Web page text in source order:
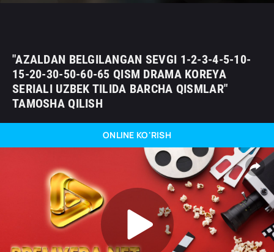
"AZALDAN BELGILANGAN SEVGI 1-2-3-4-5-10-
15-20-30-50-60-65 QISM DRAMA KOREYA
SERIALI UZBEK TILIDA BARCHA QISMLAR"
TAMOSHA QILISH
ONLINE KO'RISH